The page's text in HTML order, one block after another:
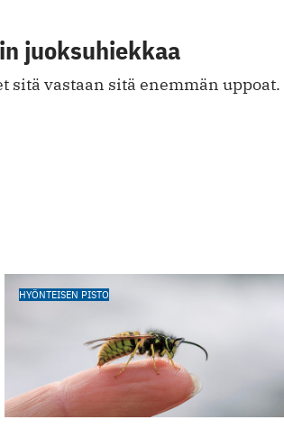
juoksuhiekkaa
sitä vastaan sitä enemmän uppoat.
HYÖNTEISEN PISTO